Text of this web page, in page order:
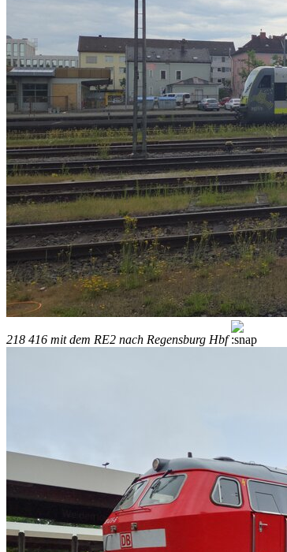
218 416 mit dem RE2 nach Regensburg Hbf